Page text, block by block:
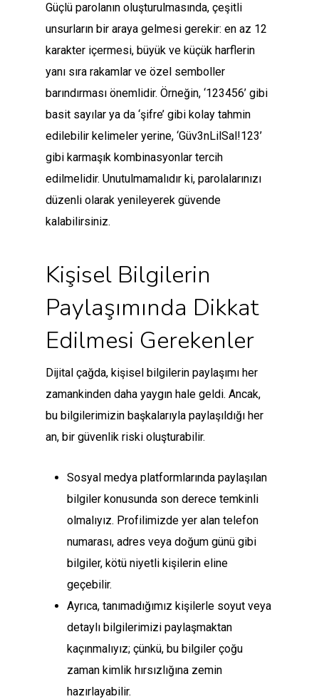
Güçlü parolanın oluşturulmasında, çeşitli
unsurların bir araya gelmesi gerekir: en az 12
karakter içermesi, büyük ve küçük harflerin
yanı sıra rakamlar ve özel semboller
barındırması önemlidir. Örneğin, ‘123456’ gibi
basit sayılar ya da ‘şifre’ gibi kolay tahmin
edilebilir kelimeler yerine, ‘Güv3nLilSal!123’
gibi karmaşık kombinasyonlar tercih
edilmelidir. Unutulmamalıdır ki, parolalarınızı
düzenli olarak yenileyerek güvende
kalabilirsiniz.
Kişisel Bilgilerin
Paylaşımında Dikkat
Edilmesi Gerekenler
Dijital çağda, kişisel bilgilerin paylaşımı her
zamankinden daha yaygın hale geldi. Ancak,
bu bilgilerimizin başkalarıyla paylaşıldığı her
an, bir güvenlik riski oluşturabilir.
Sosyal medya platformlarında paylaşılan
bilgiler konusunda son derece temkinli
olmalıyız. Profilimizde yer alan telefon
numarası, adres veya doğum günü gibi
bilgiler, kötü niyetli kişilerin eline
geçebilir.
Ayrıca, tanımadığımız kişilerle soyut veya
detaylı bilgilerimizi paylaşmaktan
kaçınmalıyız; çünkü, bu bilgiler çoğu
zaman kimlik hırsızlığına zemin
hazırlayabilir.